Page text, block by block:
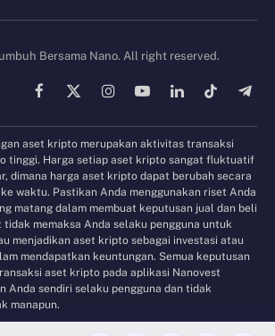
Bersama Nano. All right reserved.
Facebook
X
InstagramYouTubeLinkedInTikTok
aset kripto merupakan aktivitas transaksi
tinggi. Harga setiap aset kripto sangat fluktuatif
dimana harga aset kripto dapat berubah secara
waktu. Pastikan Anda menggunakan riset Anda
matang dalam membuat keputusan jual dan beli
memaksa Anda selaku pengguna untuk
menjadikan aset kripto sebagai investasi atau
mendapatkan keuntungan. Semua keputusan
aset kripto pada aplikasi Nanovest
Anda sendiri selaku pengguna dan tidak
manapun.